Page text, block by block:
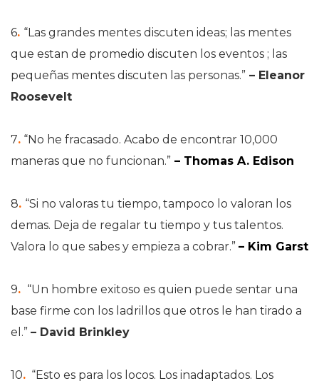
6. “Las grandes mentes discuten ideas; las mentes
que estan de promedio discuten los eventos ; las
pequeñas mentes discuten las personas.” – Eleanor
Roosevelt
7. “No he fracasado. Acabo de encontrar 10,000
maneras que no funcionan.” – Thomas A. Edison
8. “Si no valoras tu tiempo, tampoco lo valoran los
demas. Deja de regalar tu tiempo y tus talentos.
Valora lo que sabes y empieza a cobrar.” – Kim Garst
9. “Un hombre exitoso es quien puede sentar una
base firme con los ladrillos que otros le han tirado a
el.” – David Brinkley
10. “Esto es para los locos. Los inadaptados. Los